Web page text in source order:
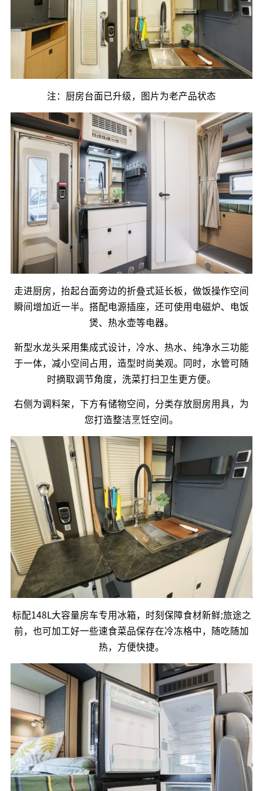
注：厨房台面已升级，图片为老产品状态
走进厨房，抬起台面旁边的折叠式延长板，做饭操作空间
瞬间增加近一半。搭配电源插座，还可使用电磁炉、电饭
煲、热水壶等电器。
新型水龙头采用集成式设计，冷水、热水、纯净水三功能
于一体，减小空间占用，造型时尚美观。同时，水管可随
时摘取调节角度，洗菜打扫卫生更方便。
右侧为调料架，下方有储物空间，分类存放厨房用具，为
您打造整洁烹饪空间。
标配148L大容量房车专用冰箱，时刻保障食材新鲜;旅途之
前，也可加工好一些速食菜品保存在冷冻格中，随吃随加
热，方便快捷。